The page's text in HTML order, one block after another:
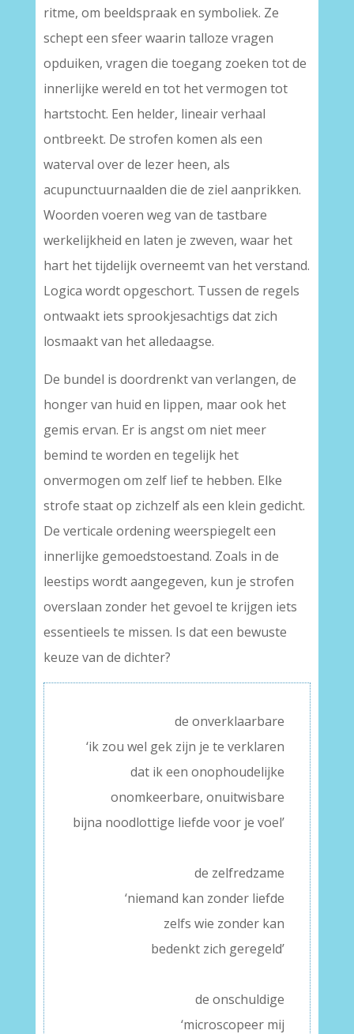
ritme, om beeldspraak en symboliek. Ze
schept een sfeer waarin talloze vragen
opduiken, vragen die toegang zoeken tot de
innerlijke wereld en tot het vermogen tot
hartstocht. Een helder, lineair verhaal
ontbreekt. De strofen komen als een
waterval over de lezer heen, als
acupunctuurnaalden die de ziel aanprikken.
Woorden voeren weg van de tastbare
werkelijkheid en laten je zweven, waar het
hart het tijdelijk overneemt van het verstand.
Logica wordt opgeschort. Tussen de regels
ontwaakt iets sprookjesachtigs dat zich
losmaakt van het alledaagse.
De bundel is doordrenkt van verlangen, de
honger van huid en lippen, maar ook het
gemis ervan. Er is angst om niet meer
bemind te worden en tegelijk het
onvermogen om zelf lief te hebben. Elke
strofe staat op zichzelf als een klein gedicht.
De verticale ordening weerspiegelt een
innerlijke gemoedstoestand. Zoals in de
leestips wordt aangegeven, kun je strofen
overslaan zonder het gevoel te krijgen iets
essentieels te missen. Is dat een bewuste
keuze van de dichter?
de onverklaarbare
‘ik zou wel gek zijn je te verklaren
dat ik een onophoudelijke
onomkeerbare, onuitwisbare
bijna noodlottige liefde voor je voel’
de zelfredzame
‘niemand kan zonder liefde
zelfs wie zonder kan
bedenkt zich geregeld’
de onschuldige
‘microscopeer mij